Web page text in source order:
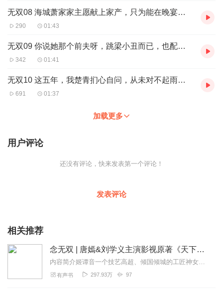
无双08 海城萧家家主愿献上家产，只为能在晚宴前见您一面！
290 01:43
无双09 你说她那个前夫呀，跳梁小丑而已，也配入我的法眼
342 01:41
无双10 这五年，我楚青扪心自问，从未对不起雨宁！
691 01:37
加载更多
用户评论
还没有评论，快来发表第一个评论！
发表评论
相关推荐
念无双 | 唐嫣&刘学义主演影视原著《天下无双》 | 十四郎仙侠力作 | 轩ZONE&羊仔&刘颐诺等众cv领衔多人剧
内容简介姬谭音一个技艺高超、倾国倾城的工匠神女，因手艺天下无双被称作“无双神女”，她重情重义、聪慧过人；源仲是狐族仙人，执行族中的暗杀任务，敏感多疑，没人知道...
有声书 297.93万 97